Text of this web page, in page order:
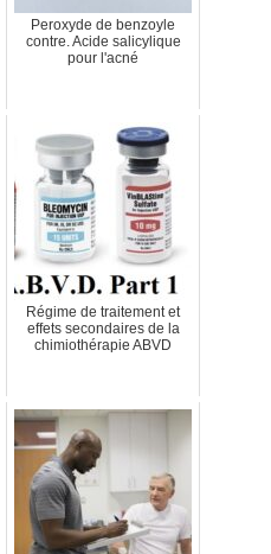
Peroxyde de benzoyle
contre. Acide salicylique
pour l'acné
Régime de traitement et
effets secondaires de la
chimiothérapie ABVD